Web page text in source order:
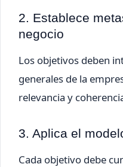
2. Establece
negocio
Los objetivos deben
generales de la
relevancia y
3. Aplica el
Cada objetivo debe